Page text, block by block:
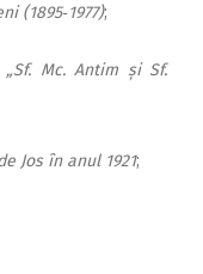
(1895‑1977);
Mc. Antim și Sf.
Jos în anul 1921;